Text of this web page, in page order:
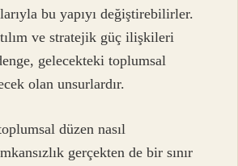
bu yapıyı değiştirebilirler.
ve stratejik güç ilişkileri
gelecekteki toplumsal
olan unsurlardır.
düzen nasıl
gerçekten de bir sınır